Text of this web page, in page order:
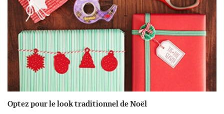
Optez pour le look traditionnel de Noël